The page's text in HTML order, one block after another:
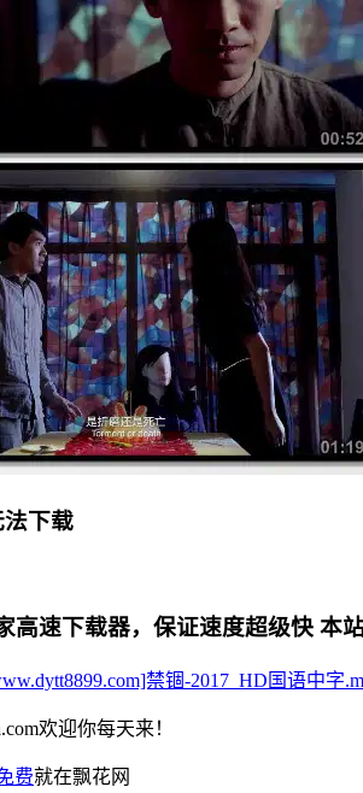
下载
速下载器，保证速度超级快 本
禁锢-2017_HD国语中字
欢迎你每天来！
费就在飘花网